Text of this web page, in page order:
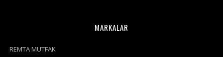
MARKALAR
REMTA MUTFAK